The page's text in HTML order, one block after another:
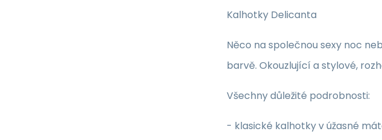
Kalhotky Delicanta
Něco na společnou sexy noc
barvě. Okouzlující a stylové,
Všechny důležité podrobnosti:
- klasické kalhotky v úžasné